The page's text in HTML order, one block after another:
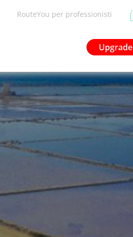
RouteYou per professionisti
Upgrade